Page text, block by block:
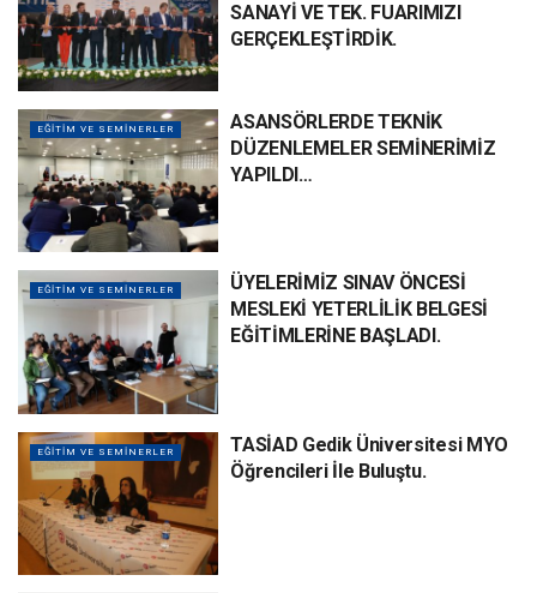
SANAYİ VE TEK. FUARIMIZI
GERÇEKLEŞTİRDİK.
EĞİTİM VE SEMİNERLER
ASANSÖRLERDE TEKNİK
DÜZENLEMELER SEMİNERİMİZ
YAPILDI…
EĞİTİM VE SEMİNERLER
ÜYELERİMİZ SINAV ÖNCESİ
MESLEKİ YETERLİLİK BELGESİ
EĞİTİMLERİNE BAŞLADI.
EĞİTİM VE SEMİNERLER
TASİAD Gedik Üniversitesi MYO
Öğrencileri İle Buluştu.